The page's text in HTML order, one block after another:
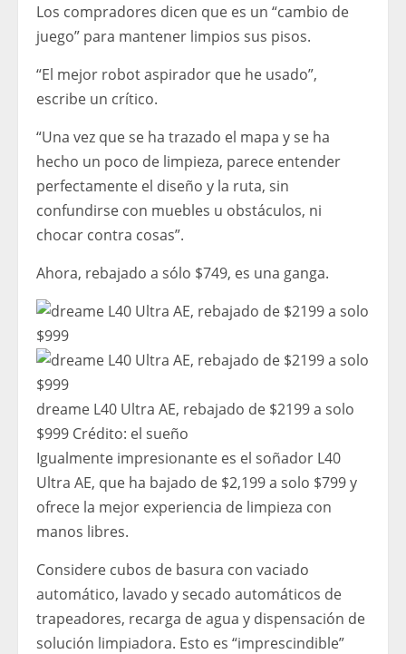
Los compradores dicen que es un “cambio de
juego” para mantener limpios sus pisos.
“El mejor robot aspirador que he usado”,
escribe un crítico.
“Una vez que se ha trazado el mapa y se ha
hecho un poco de limpieza, parece entender
perfectamente el diseño y la ruta, sin
confundirse con muebles u obstáculos, ni
chocar contra cosas”.
Ahora, rebajado a sólo $749, es una ganga.
dreame L40 Ultra AE, rebajado de $2199 a solo
$999 Crédito: el sueño
Igualmente impresionante es el soñador L40
Ultra AE, que ha bajado de $2,199 a solo $799 y
ofrece la mejor experiencia de limpieza con
manos libres.
Considere cubos de basura con vaciado
automático, lavado y secado automáticos de
trapeadores, recarga de agua y dispensación de
solución limpiadora. Esto es “imprescindible”